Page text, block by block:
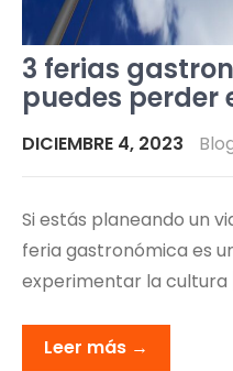
3 ferias
puedes perder
DICIEMBRE 4, 2023
Si estás planeando un
feria gastronómica es
experimentar la cultura
Leer más →